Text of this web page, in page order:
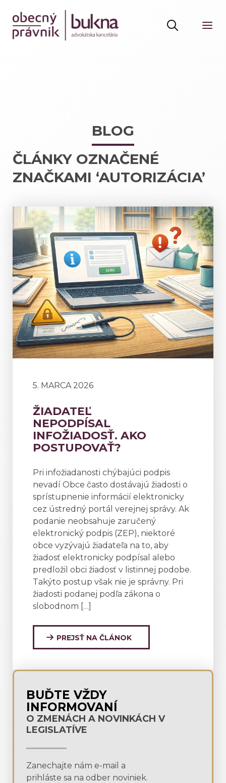
BLOG
ČLÁNKY OZNAČENÉ
ZNAČKAMI ‘AUTORIZÁCIA’
5. MARCA 2026
ŽIADATEĽ
NEPODPÍSAL
INFOŽIADOSŤ. AKO
POSTUPOVAŤ?
Pri infožiadanosti chýbajúci podpis
nevadí Obce často dostávajú žiadosti o
sprístupnenie informácií elektronicky
cez ústredný portál verejnej správy. Ak
podanie neobsahuje zaručený
elektronický podpis (ZEP), niektoré
obce vyzývajú žiadateľa na to, aby
žiadosť elektronicky podpísal alebo
predložil obci žiadosť v listinnej podobe.
Takýto postup však nie je správny. Pri
žiadosti podanej podľa zákona o
slobodnom […]
PREJSŤ NA ČLÁNOK
BUĎTE VŽDY
INFORMOVANÍ
O ZMENÁCH A NOVINKÁCH V
LEGISLATÍVE
Zanechajte nám e-mail a
prihláste sa na odber noviniek.